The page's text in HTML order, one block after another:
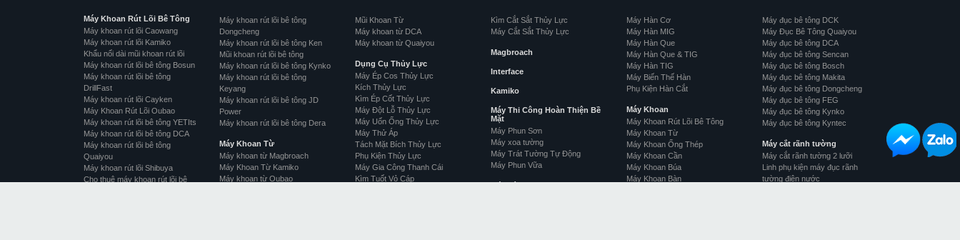
Máy Khoan Rút Lõi Bê Tông
Máy khoan rút lõi Caowang
Máy khoan rút lõi Kamiko
Khẩu nối dài mũi khoan rút lõi
Máy khoan rút lõi bê tông Bosun
Máy khoan rút lõi bê tông
DrillFast
Máy khoan rút lõi Cayken
Máy Khoan Rút Lõi Oubao
Máy khoan rút lõi bê tông YETIts
Máy khoan rút lõi bê tông DCA
Máy khoan rút lõi bê tông
Quaiyou
Máy khoan rút lõi Shibuya
Cho thuê máy khoan rút lõi bê
Máy khoan rút lõi bê tông
Dongcheng
Máy khoan rút lõi bê tông Ken
Mũi khoan rút lõi bê tông
Máy khoan rút lõi bê tông Kynko
Máy khoan rút lõi bê tông
Keyang
Máy khoan rút lõi bê tông JD
Power
Máy khoan rút lõi bê tông Dera
Máy Khoan Từ
Máy khoan từ Magbroach
Máy Khoan Từ Kamiko
Máy khoan từ Oubao
Mũi Khoan Từ
Máy khoan từ DCA
Máy khoan từ Quaiyou
Dụng Cụ Thủy Lực
Máy Ép Cos Thủy Lực
Kích Thủy Lực
Kìm Ép Cốt Thủy Lực
Máy Đột Lỗ Thủy Lực
Máy Uốn Ống Thủy Lực
Máy Thử Áp
Tách Mặt Bích Thủy Lực
Phụ Kiện Thủy Lực
Máy Gia Công Thanh Cái
Kìm Tuốt Vỏ Cáp
Kìm Cắt Sắt Thủy Lực
Máy Cắt Sắt Thủy Lực
Magbroach
Interface
Kamiko
Máy Thi Công Hoàn Thiện Bề
Mặt
Máy Phun Sơn
Máy xoa tường
Máy Trát Tường Tự Động
Máy Phun Vữa
Máy Hàn Cơ
Máy Hàn MIG
Máy Hàn Que
Máy Hàn Que & TIG
Máy Hàn TIG
Máy Biến Thế Hàn
Phụ Kiện Hàn Cắt
Máy Khoan
Máy Khoan Rút Lõi Bê Tông
Máy Khoan Từ
Máy Khoan Ống Thép
Máy Khoan Cần
Máy Khoan Búa
Máy Khoan Bàn
Máy đục bê tông DCK
Máy Đục Bê Tông Quaiyou
Máy đục bê tông DCA
Máy đục bê tông Sencan
Máy đục bê tông Bosch
Máy đục bê tông Makita
Máy đục bê tông Dongcheng
Máy đục bê tông FEG
Máy đục bê tông Kynko
Máy đục bê tông Kyntec
Máy cắt rãnh tường
Máy cắt rãnh tường 2 lưỡi
Linh phụ kiện máy đục rãnh
tường điện nước